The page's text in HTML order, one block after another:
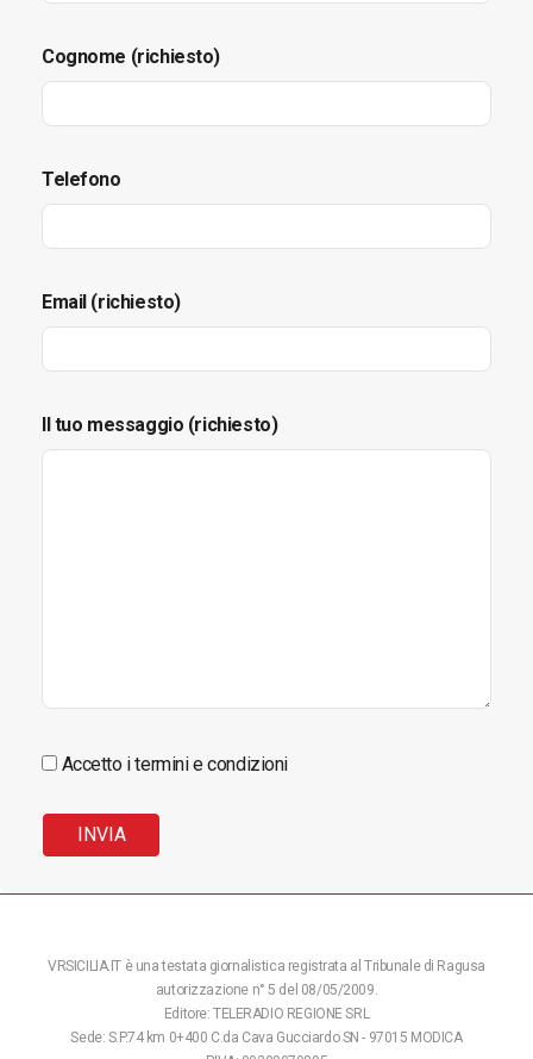
Cognome (richiesto)
Telefono
Email (richiesto)
Il tuo messaggio (richiesto)
Accetto i termini e condizioni
VRSICILIA.IT è una testata giornalistica registrata al Tribunale di Ragusa
autorizzazione n° 5 del 08/05/2009.
Editore: TELERADIO REGIONE SRL
Sede: S.P.74 km 0+400 C.da Cava Gucciardo SN - 97015 MODICA